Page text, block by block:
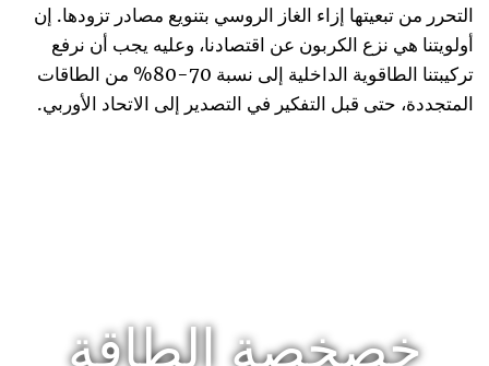
التحرر من تبعيتها إزاء الغاز الروسي بتنويع مصادر تزودها. إن
أولويتنا هي نزع الكربون عن اقتصادنا، وعليه يجب أن نرفع
تركيبتنا الطاقوية الداخلية إلى نسبة 70-80% من الطاقات
المتجددة، حتى قبل التفكير في التصدير إلى الاتحاد الأوربي.
خصخصة الطاقة